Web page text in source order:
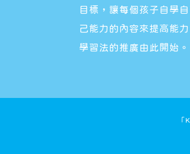
目標，讓每個孩子自學
己能力的內容來提高能
學習法的推廣由此開始。
「